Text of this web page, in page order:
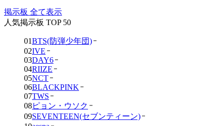
掲示板 全て表示
人気掲示板 TOP 50
01BTS(防弾少年団)
02IVE
03DAY6
04RIIZE
05NCT
06BLACKPINK
07TWS
08ピョン・ウソク
09SEVENTEEN(セブンティーン)